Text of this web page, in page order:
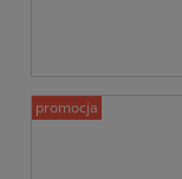
promocja